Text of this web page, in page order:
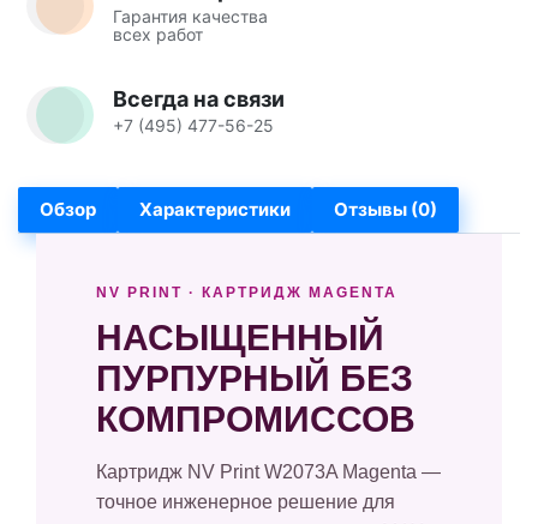
Гарантия качества
всех работ
Всегда на связи
+7 (495) 477-56-25
Обзор Характеристики Отзывы (0)
NV PRINT · КАРТРИДЖ MAGENTA
НАСЫЩЕННЫЙ
ПУРПУРНЫЙ БЕЗ
КОМПРОМИССОВ
Картридж NV Print W2073A Magenta —
точное инженерное решение для